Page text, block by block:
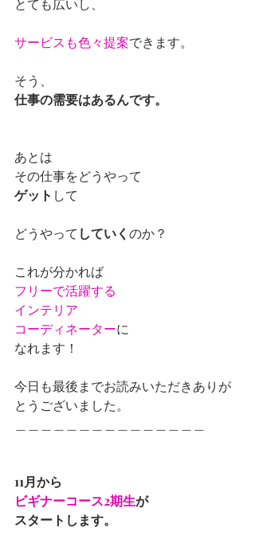
とても広いし、
サービスも色々提案できます。
そう、
仕事の需要はあるんです。
あとは
その仕事をどうやって
ゲット して
どうやって していく のか？
これが分かれば
フリーで活躍する
インテリア
コーディネーターに
なれます！
今日も最後までお読みいただきありが
とうございました。
11月から
ビギナーコース2期生が
スタートします。